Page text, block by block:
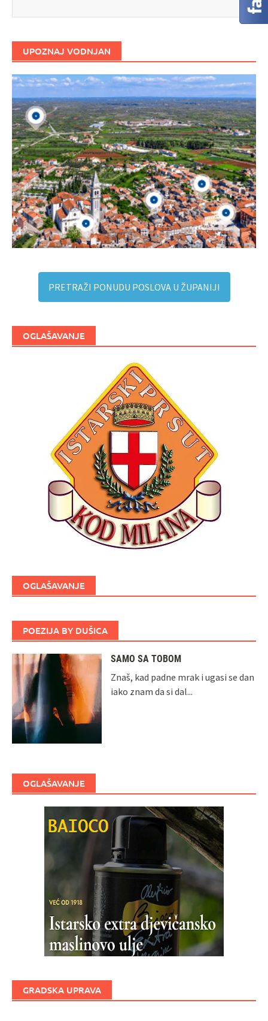
UPOZNAJ VODNJAN
PRETRAŽI PONUDU POSLOVA U ŽUPANIJI
OGLAŠAVANJE
OGLAŠAVANJE
POEZIJA BY DUŠICA
SAMO SA TOBOM
Znaš, kad padne mrak i ugasi se dan
iako znam da si dal...
OGLAŠAVANJE
GRADSKA UPRAVA